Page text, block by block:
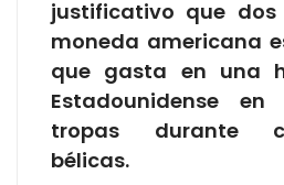
justificativo que
moneda americana
que gasta en una
Estadounidense
tropas durante
bélicas.